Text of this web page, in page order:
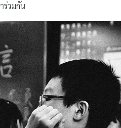
ร่วมกัน